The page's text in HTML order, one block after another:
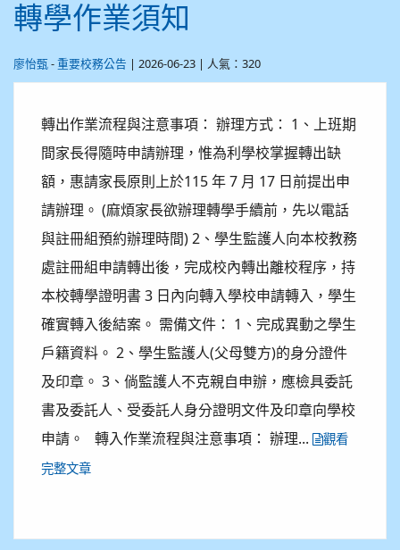
轉學作業須知
廖怡甄 - 重要校務公告 | 2026-06-23 | 人氣：320
轉出作業流程與注意事項： 辦理方式： 1、上班期
間家長得隨時申請辦理，惟為利學校掌握轉出缺
額，惠請家長原則上於115 年 7 月 17 日前提出申
請辦理。 (麻煩家長欲辦理轉學手續前，先以電話
與註冊組預約辦理時間) 2、學生監護人向本校教務
處註冊組申請轉出後，完成校內轉出離校程序，持
本校轉學證明書 3 日內向轉入學校申請轉入，學生
確實轉入後結案。 需備文件： 1、完成異動之學生
戶籍資料。 2、學生監護人(父母雙方)的身分證件
及印章。 3、倘監護人不克親自申辦，應檢具委託
書及委託人、受委託人身分證明文件及印章向學校
申請。 轉入作業流程與注意事項： 辦理...
觀看
完整文章